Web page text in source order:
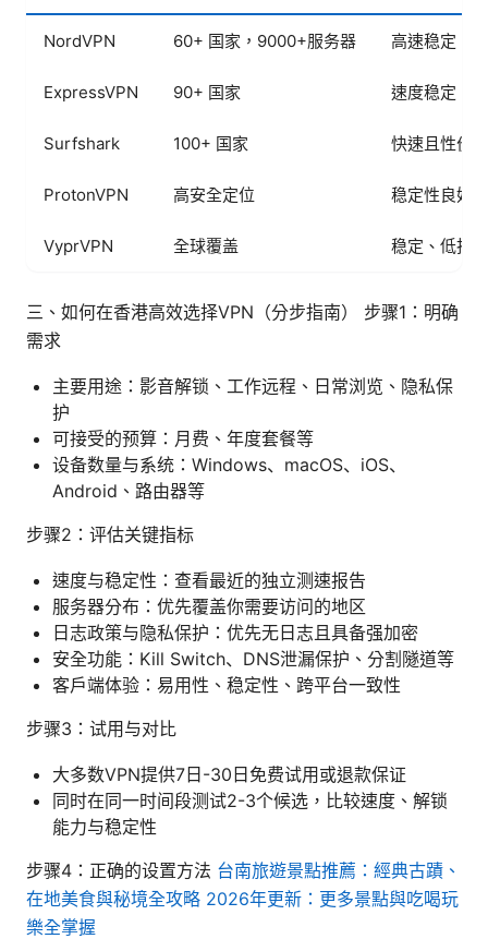
NordVPN 60+ 国家，9000+服务器 高速稳定
ExpressVPN 90+ 国家 速度稳定、
Surfshark 100+ 国家 快速且性价
ProtonVPN 高安全定位 稳定性良好
VyprVPN 全球覆盖 稳定、低抖动
三、如何在香港高效选择VPN（分步指南） 步骤1：明确
需求
主要用途：影音解锁、工作远程、日常浏览、隐私保
护
可接受的预算：月费、年度套餐等
设备数量与系统：Windows、macOS、iOS、
Android、路由器等
步骤2：评估关键指标
速度与稳定性：查看最近的独立测速报告
服务器分布：优先覆盖你需要访问的地区
日志政策与隐私保护：优先无日志且具备强加密
安全功能：Kill Switch、DNS泄漏保护、分割隧道等
客户端体验：易用性、稳定性、跨平台一致性
步骤3：试用与对比
大多数VPN提供7日-30日免费试用或退款保证
同时在同一时间段测试2-3个候选，比较速度、解锁
能力与稳定性
步骤4：正确的设置方法 台南旅遊景點推薦：經典古蹟、
在地美食與秘境全攻略 2026年更新：更多景點與吃喝玩
樂全掌握